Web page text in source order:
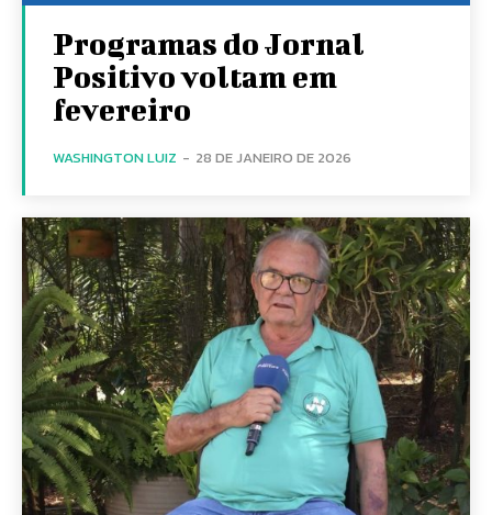
Programas do Jornal
Positivo voltam em
fevereiro
WASHINGTON LUIZ - 28 DE JANEIRO DE 2026